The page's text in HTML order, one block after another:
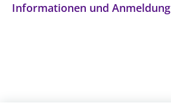
Informationen und Anmeldung